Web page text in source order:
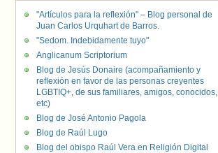
"Artículos para la reflexión" – Blog personal de
Juan Carlos Urquhart de Barros.
"Sedom. Indebidamente tuyo"
Anglicanum Scriptorium
Blog de Jesús Donaire (acompañamiento y
reflexión en favor de las personas creyentes
LGBTIQ+, de sus familiares, amigos, conocidos,
etc)
Blog de José Antonio Pagola
Blog de Raúl Lugo
Blog del obispo Raúl Vera en Religión Digital